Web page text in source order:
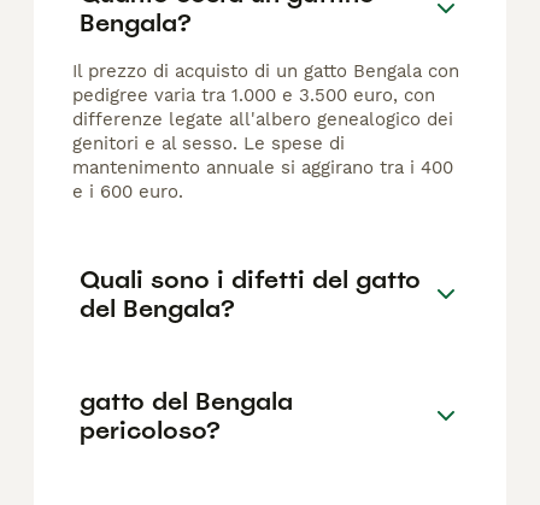
Bengala?
Il prezzo di acquisto di un gatto Bengala con
pedigree varia tra 1.000 e 3.500 euro, con
differenze legate all'albero genealogico dei
genitori e al sesso. Le spese di
mantenimento annuale si aggirano tra i 400
e i 600 euro.
Quali sono i difetti del gatto
del Bengala?
gatto del Bengala
pericoloso?